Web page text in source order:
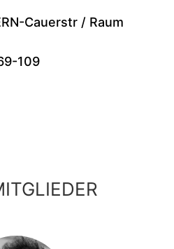
Cauerstr / Raum
109